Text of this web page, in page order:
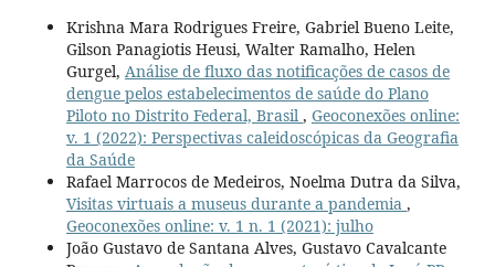
Krishna Mara Rodrigues Freire, Gabriel Bueno Leite,
Gilson Panagiotis Heusi, Walter Ramalho, Helen
Gurgel, Análise de fluxo das notificações de casos de
dengue pelos estabelecimentos de saúde do Plano
Piloto no Distrito Federal, Brasil , Geoconexões online:
v. 1 (2022): Perspectivas caleidoscópicas da Geografia
da Saúde
Rafael Marrocos de Medeiros, Noelma Dutra da Silva,
Visitas virtuais a museus durante a pandemia ,
Geoconexões online: v. 1 n. 1 (2021): julho
João Gustavo de Santana Alves, Gustavo Cavalcante